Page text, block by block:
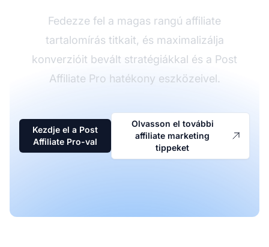
Fedezze fel a magas rangú affiliate
tartalomírás titkait, és maximalizálja
konverzióit bevált stratégiákkal és a Post
Affiliate Pro hatékony eszközeivel.
Kezdje el a Post
Affiliate Pro-val
Olvasson el további
affiliate marketing
tippeket